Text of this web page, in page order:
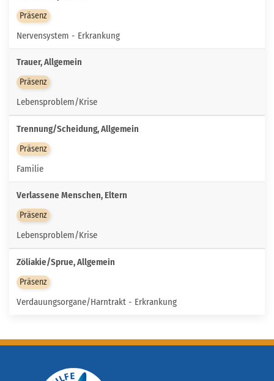
Präsenz
Nervensystem - Erkrankung
Trauer, Allgemein
Präsenz
Lebensproblem/Krise
Trennung/Scheidung, Allgemein
Präsenz
Familie
Verlassene Menschen, Eltern
Präsenz
Lebensproblem/Krise
Zöliakie/Sprue, Allgemein
Präsenz
Verdauungsorgane/Harntrakt - Erkrankung